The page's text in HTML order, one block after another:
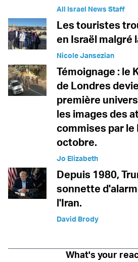
All Israel News Staff
Les touristes
en Israël malgré
Nicole Jansezian
Témoignage : le
de Londres
première
les images des
commises par le
octobre.
Jo Elizabeth
Depuis 1980,
sonnette
l'Iran.
David Brody